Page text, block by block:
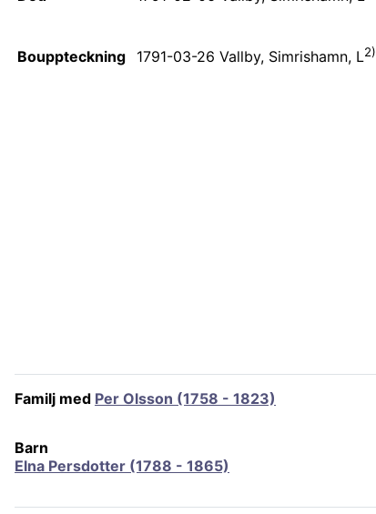
Bouppteckning
1791-03-26 Vallby, Simrishamn, L2)
Familj med Per Olsson (1758 - 1823)
Barn
Elna Persdotter (1788 - 1865)